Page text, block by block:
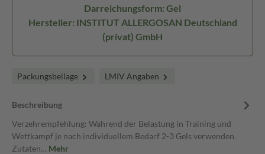
Darreichungsform: Gel
Hersteller: INSTITUT ALLERGOSAN Deutschland
(privat) GmbH
Packungsbeilage LMIV Angaben
Beschreibung
Verzehrempfehlung: Während der Belastung in Training und
Wettkampf je nach individuellem Bedarf 2-3 Gels verwenden.
Zutaten… Mehr